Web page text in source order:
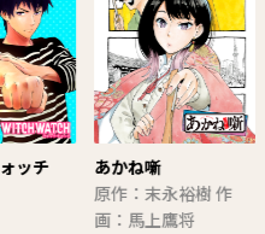
ッチ
あかね噺
原作：末永裕樹 作
画：馬上鷹将